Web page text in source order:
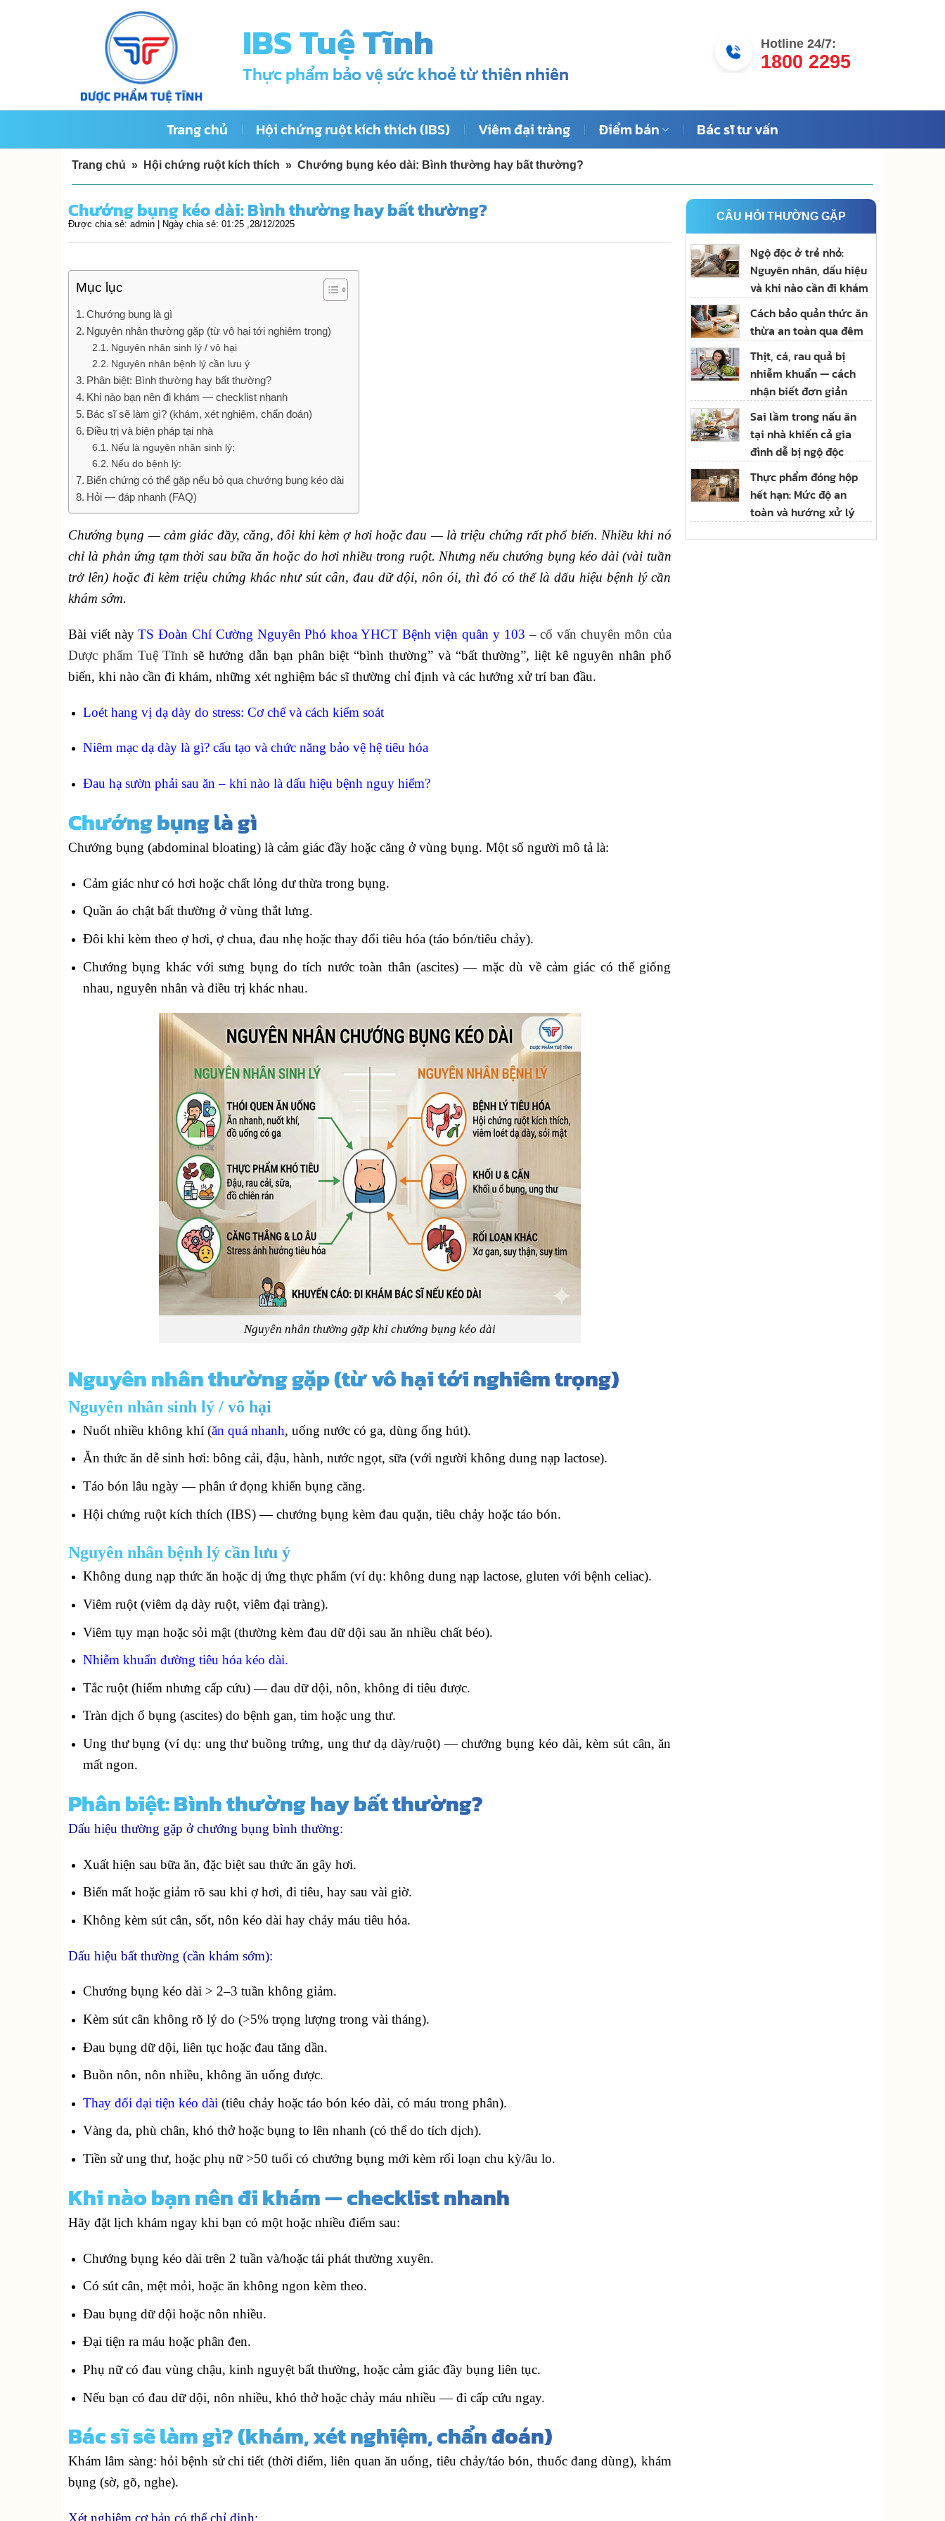
IBS Tuệ Tĩnh
Thực phẩm bảo vệ sức khoẻ từ thiên nhiên
Hotline 24/7:
1800 2295
Trang chủ Hội chứng ruột kích thích (IBS) Viêm đại tràng Điểm bán Bác sĩ tư vấn
Trang chủ » Hội chứng ruột kích thích » Chướng bụng kéo dài: Bình thường hay bất thường?
Chướng bụng kéo dài: Bình thường hay bất thường?
Được chia sẻ: admin | Ngày chia sẻ: 01:25 ,28/12/2025
Mục lục
Chướng bụng là gì
Nguyên nhân thường gặp (từ vô hại tới nghiêm trọng)
Nguyên nhân sinh lý / vô hại
Nguyên nhân bệnh lý cần lưu ý
Phân biệt: Bình thường hay bất thường?
Khi nào bạn nên đi khám — checklist nhanh
Bác sĩ sẽ làm gì? (khám, xét nghiệm, chẩn đoán)
Điều trị và biện pháp tại nhà
Nếu là nguyên nhân sinh lý:
Nếu do bệnh lý:
Biến chứng có thể gặp nếu bỏ qua chướng bụng kéo dài
Hỏi — đáp nhanh (FAQ)
Chướng bụng — cảm giác đầy, căng, đôi khi kèm ợ hơi hoặc đau — là triệu chứng rất phổ biến. Nhiều khi nó
chỉ là phản ứng tạm thời sau bữa ăn hoặc do hơi nhiều trong ruột. Nhưng nếu chướng bụng kéo dài (vài tuần
trở lên) hoặc đi kèm triệu chứng khác như sút cân, đau dữ dội, nôn ói, thì đó có thể là dấu hiệu bệnh lý cần
khám sớm.
Bài viết nàyTS Đoàn Chí Cường Nguyên Phó khoa YHCT Bệnh viện quân y 103 – cố vấn chuyên môn của
Dược phẩm Tuệ Tĩnhsẽ hướng dẫn bạn phân biệt “bình thường” và “bất thường”, liệt kê nguyên nhân phổ
biến, khi nào cần đi khám, những xét nghiệm bác sĩ thường chỉ định và các hướng xử trí ban đầu.
Loét hang vị dạ dày do stress: Cơ chế và cách kiểm soát
Niêm mạc dạ dày là gì? cấu tạo và chức năng bảo vệ hệ tiêu hóa
Đau hạ sườn phải sau ăn – khi nào là dấu hiệu bệnh nguy hiểm?
Chướng bụng là gì
Chướng bụng (abdominal bloating) là cảm giác đầy hoặc căng ở vùng bụng. Một số người mô tả là:
Cảm giác như có hơi hoặc chất lỏng dư thừa trong bụng.
Quần áo chật bất thường ở vùng thắt lưng.
Đôi khi kèm theo ợ hơi, ợ chua, đau nhẹ hoặc thay đổi tiêu hóa (táo bón/tiêu chảy).
Chướng bụng khác với sưng bụng do tích nước toàn thân (ascites) — mặc dù về cảm giác có thể giống
nhau, nguyên nhân và điều trị khác nhau.
Nguyên nhân thường gặp khi chướng bụng kéo dài
Nguyên nhân thường gặp (từ vô hại tới nghiêm trọng)
Nguyên nhân sinh lý / vô hại
Nuốt nhiều không khí (ăn quá nhanh, uống nước có ga, dùng ống hút).
Ăn thức ăn dễ sinh hơi: bông cải, đậu, hành, nước ngọt, sữa (với người không dung nạp lactose).
Táo bón lâu ngày — phân ứ đọng khiến bụng căng.
Hội chứng ruột kích thích (IBS) — chướng bụng kèm đau quặn, tiêu chảy hoặc táo bón.
Nguyên nhân bệnh lý cần lưu ý
Không dung nạp thức ăn hoặc dị ứng thực phẩm (ví dụ: không dung nạp lactose, gluten với bệnh celiac).
Viêm ruột (viêm dạ dày ruột, viêm đại tràng).
Viêm tụy mạn hoặc sỏi mật (thường kèm đau dữ dội sau ăn nhiều chất béo).
Nhiễm khuẩn đường tiêu hóa kéo dài.
Tắc ruột (hiếm nhưng cấp cứu) — đau dữ dội, nôn, không đi tiêu được.
Tràn dịch ổ bụng (ascites) do bệnh gan, tim hoặc ung thư.
Ung thư bụng (ví dụ: ung thư buồng trứng, ung thư dạ dày/ruột) — chướng bụng kéo dài, kèm sút cân, ăn
mất ngon.
Phân biệt: Bình thường hay bất thường?
Dấu hiệu thường gặp ở chướng bụng bình thường:
Xuất hiện sau bữa ăn, đặc biệt sau thức ăn gây hơi.
Biến mất hoặc giảm rõ sau khi ợ hơi, đi tiêu, hay sau vài giờ.
Không kèm sút cân, sốt, nôn kéo dài hay chảy máu tiêu hóa.
Dấu hiệu bất thường (cần khám sớm):
Chướng bụng kéo dài > 2–3 tuần không giảm.
Kèm sút cân không rõ lý do (>5% trọng lượng trong vài tháng).
Đau bụng dữ dội, liên tục hoặc đau tăng dần.
Buồn nôn, nôn nhiều, không ăn uống được.
Thay đổi đại tiện kéo dài (tiêu chảy hoặc táo bón kéo dài, có máu trong phân).
Vàng da, phù chân, khó thở hoặc bụng to lên nhanh (có thể do tích dịch).
Tiền sử ung thư, hoặc phụ nữ >50 tuổi có chướng bụng mới kèm rối loạn chu kỳ/âu lo.
Khi nào bạn nên đi khám — checklist nhanh
Hãy đặt lịch khám ngay khi bạn có một hoặc nhiều điểm sau:
Chướng bụng kéo dài trên 2 tuần và/hoặc tái phát thường xuyên.
Có sút cân, mệt mỏi, hoặc ăn không ngon kèm theo.
Đau bụng dữ dội hoặc nôn nhiều.
Đại tiện ra máu hoặc phân đen.
Phụ nữ có đau vùng chậu, kinh nguyệt bất thường, hoặc cảm giác đầy bụng liên tục.
Nếu bạn có đau dữ dội, nôn nhiều, khó thở hoặc chảy máu nhiều — đi cấp cứu ngay.
Bác sĩ sẽ làm gì? (khám, xét nghiệm, chẩn đoán)
Khám lâm sàng: hỏi bệnh sử chi tiết (thời điểm, liên quan ăn uống, tiêu chảy/táo bón, thuốc đang dùng), khám
bụng (sờ, gõ, nghe).
Xét nghiệm cơ bản có thể chỉ định:
CÂU HỎI THƯỜNG GẶP
Ngộ độc ở trẻ nhỏ:
Nguyên nhân, dấu hiệu
và khi nào cần đi khám
Cách bảo quản thức ăn
thừa an toàn qua đêm
Thịt, cá, rau quả bị
nhiễm khuẩn — cách
nhận biết đơn giản
Sai lầm trong nấu ăn
tại nhà khiến cả gia
đình dễ bị ngộ độc
Thực phẩm đóng hộp
hết hạn: Mức độ an
toàn và hướng xử lý